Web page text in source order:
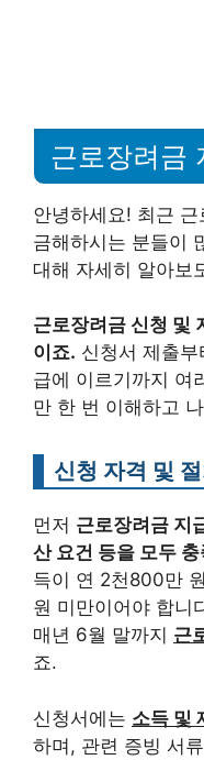
근로장려금
안녕하세요! 최근
금해하시는 분들이
대해 자세히 알아보
근로장려금 신청 및
이죠. 신청서 제출
급에 이르기까지 여
만 한 번 이해하고
신청 자격 및
먼저 근로장려금 지
산 요건 등을 모두 충
득이 연 2천800만
원 미만이어야 합니
매년 6월 말까지 근
죠.
신청서에는 소득 및
하며, 관련 증빙 서